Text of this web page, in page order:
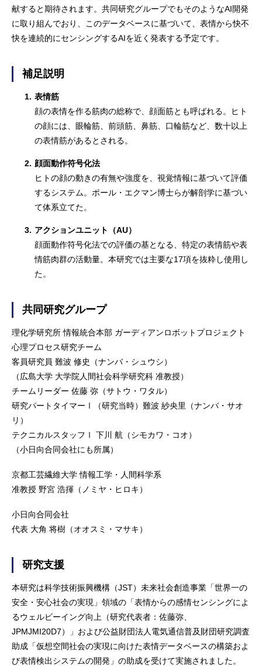
献すると期待されます。共同研究グループでもそのようなAI開発
に取り組んでおり、このデータベースに基づいて、表情から快不
快を連続的にセンシングするAIを近く発表する予定です。
補足説明
1. 表情筋
顔の表情を作る筋肉の総称で、顔面筋とも呼ばれる。ヒト
の顔には、眼輪筋、前頭筋、鼻筋、口輪筋など、数十以上
の表情筋があるとされる。
2. 顔面動作符号化法
ヒトの顔の動きの有無や強度を、視覚情報に基づいて評価
するシステム。ポール・エクマン博士らが解剖学に基づい
て体系立てた。
3. アクションユニット（AU）
顔面動作符号化法での評価の基となる、特定の表情筋や表
情筋肉群の活動量。本研究では主要な17項を抜粋し使用し
た。
共同研究グループ
理化学研究所 情報統合本部 ガーディアンロボットプロジェクト
心理プロセス研究チーム
客員研究員 難波 修史（ナンバ・シュウシ）
（広島大学 大学院人間社会科学研究科 准教授）
チームリーダー 佐藤 弥（サトウ・ワタル）
研究パートタイマーⅠ（研究当時）難波 紗央里（ナンバ・サオ
リ）
テクニカルスタッフⅠ 下川 航（シモカワ・コオ）
（小日向合同会社にも所属）
京都工芸繊維大学 情報工学・人間科学系
准教授 野宮 浩揮（ノミヤ・ヒロキ）
小日向合同会社
代表 大角 将樹（オオスミ・マサキ）
研究支援
本研究は科学技術振興機構（JST）未来社会創造事業「世界一の
安全・安心社会の実現」領域の「表情からの感情センシングによ
るウェルビーイング向上（研究代表者：佐藤弥、
JPMJMI20D7）」および公益財団法人電気通信普及財団研究調査
助成「仮想空間社会の実現に向けた表情データベースの構築およ
び表情検出システムの開発」の助成を受けて実施されました。